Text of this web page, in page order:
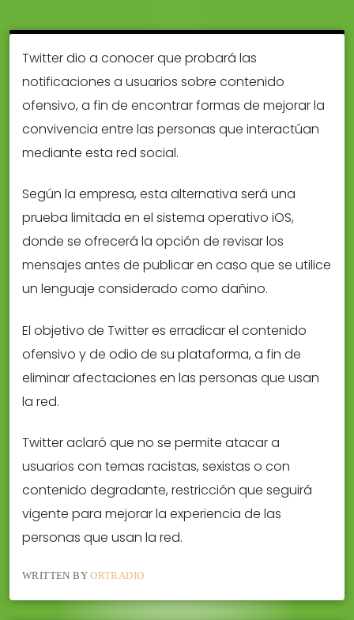
Twitter dio a conocer que probará las
notificaciones a usuarios sobre contenido
ofensivo, a fin de encontrar formas de mejorar la
convivencia entre las personas que interactúan
mediante esta red social.
Según la empresa, esta alternativa será una
prueba limitada en el sistema operativo iOS,
donde se ofrecerá la opción de revisar los
mensajes antes de publicar en caso que se utilice
un lenguaje considerado como dañino.
El objetivo de Twitter es erradicar el contenido
ofensivo y de odio de su plataforma, a fin de
eliminar afectaciones en las personas que usan
la red.
Twitter aclaró que no se permite atacar a
usuarios con temas racistas, sexistas o con
contenido degradante, restricción que seguirá
vigente para mejorar la experiencia de las
personas que usan la red.
WRITTEN BYORTRADIO